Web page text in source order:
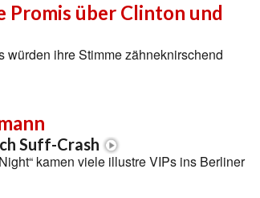
Promis über Clinton und
würden ihre Stimme zähneknirschend
Suff-Crash
kamen viele illustre VIPs ins Berliner